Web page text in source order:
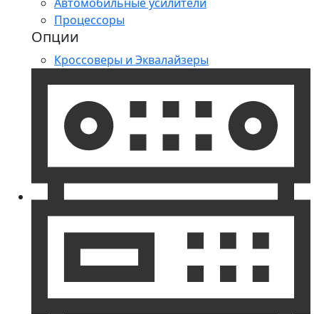
Процессоры
Опции
Кроссоверы и Эквалайзеры